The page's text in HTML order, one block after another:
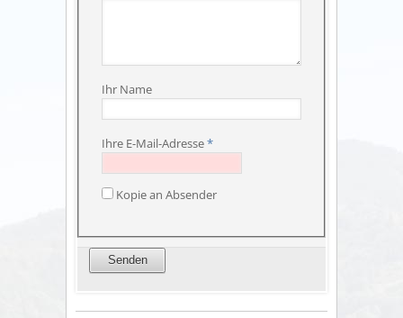
Ihr Name
Ihre E-Mail-Adresse*
Kopie an Absender